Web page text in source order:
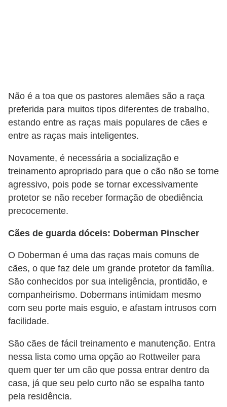
Não é a toa que os pastores alemães são a raça
preferida para muitos tipos diferentes de trabalho,
estando entre as raças mais populares de cães e
entre as raças mais inteligentes.
Novamente, é necessária a socialização e
treinamento apropriado para que o cão não se torne
agressivo, pois pode se tornar excessivamente
protetor se não receber formação de obediência
precocemente.
Cães de guarda dóceis: Doberman Pinscher
O Doberman é uma das raças mais comuns de
cães, o que faz dele um grande protetor da família.
São conhecidos por sua inteligência, prontidão, e
companheirismo. Dobermans intimidam mesmo
com seu porte mais esguio, e afastam intrusos com
facilidade.
São cães de fácil treinamento e manutenção. Entra
nessa lista como uma opção ao Rottweiler para
quem quer ter um cão que possa entrar dentro da
casa, já que seu pelo curto não se espalha tanto
pela residência.